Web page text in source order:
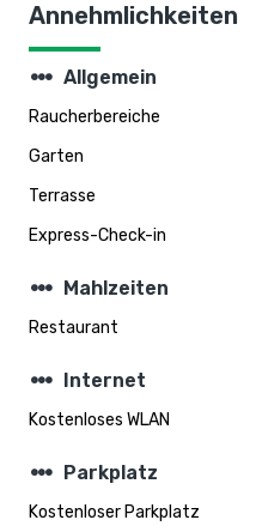
Annehmlichkeiten
steppers Allgemein
Raucherbereiche
Garten
Terrasse
Express-Check-in
steppers Mahlzeiten
Restaurant
steppers Internet
Kostenloses WLAN
steppers Parkplatz
Kostenloser Parkplatz